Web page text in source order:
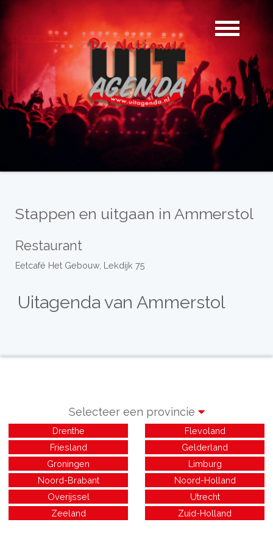
Stappen en uitgaan in Ammerstol
Restaurant
Eetcafé Het Gebouw, Lekdijk 75
Uitagenda van Ammerstol
Selecteer een provincie
Drenthe
Flevoland
Friesland
Gelderland
Groningen
Limburg
Noord-Brabant
Noord-Holland
Overijssel
Utrecht
Zeeland
Zuid-Holland